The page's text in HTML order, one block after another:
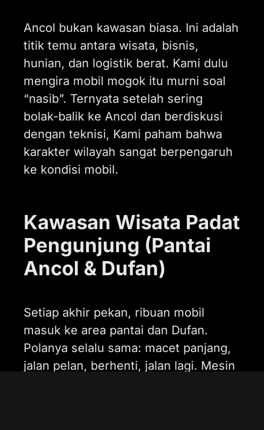
Ancol bukan kawasan biasa. Ini adalah
titik temu antara wisata, bisnis,
hunian, dan logistik berat. Kami dulu
mengira mobil mogok itu murni soal
“nasib”. Ternyata setelah sering
bolak-balik ke Ancol dan berdiskusi
dengan teknisi, Kami paham bahwa
karakter wilayah sangat berpengaruh
ke kondisi mobil.
Kawasan Wisata Padat
Pengunjung (Pantai
Ancol & Dufan)
Setiap akhir pekan, ribuan mobil
masuk ke area pantai dan Dufan.
Polanya selalu sama: macet panjang,
jalan pelan, berhenti, jalan lagi. Mesin